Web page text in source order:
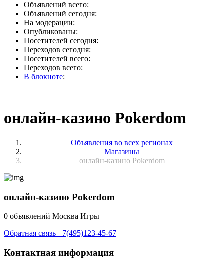
Объявлений всего:
Объявлений сегодня:
На модерации:
Опубликованы:
Посетителей сегодня:
Переходов сегодня:
Посетителей всего:
Переходов всего:
В блокноте:
онлайн-казино Pokerdom
Объявления во всех регионах
Магазины
онлайн-казино Pokerdom
онлайн-казино Pokerdom
0 объявлений Москва Игры
Обратная связь +7(495)123-45-67
Контактная информация